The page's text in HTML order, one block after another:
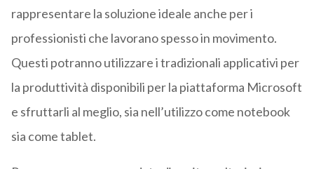
rappresentare la soluzione ideale anche per i
professionisti che lavorano spesso in movimento.
Questi potranno utilizzare i tradizionali applicativi per
la produttività disponibili per la piattaforma Microsoft
e sfruttarli al meglio, sia nell’utilizzo come notebook
sia come tablet.